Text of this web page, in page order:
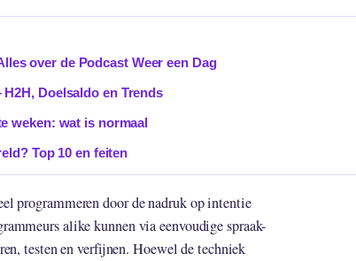
over de Podcast Weer een Dag
Doelsaldo en Trends
weken: wat is normaal
Top 10 en feiten
programmeren door de nadruk op intentie
alike kunnen via eenvoudige spraak-
testen en verfijnen. Hoewel de techniek